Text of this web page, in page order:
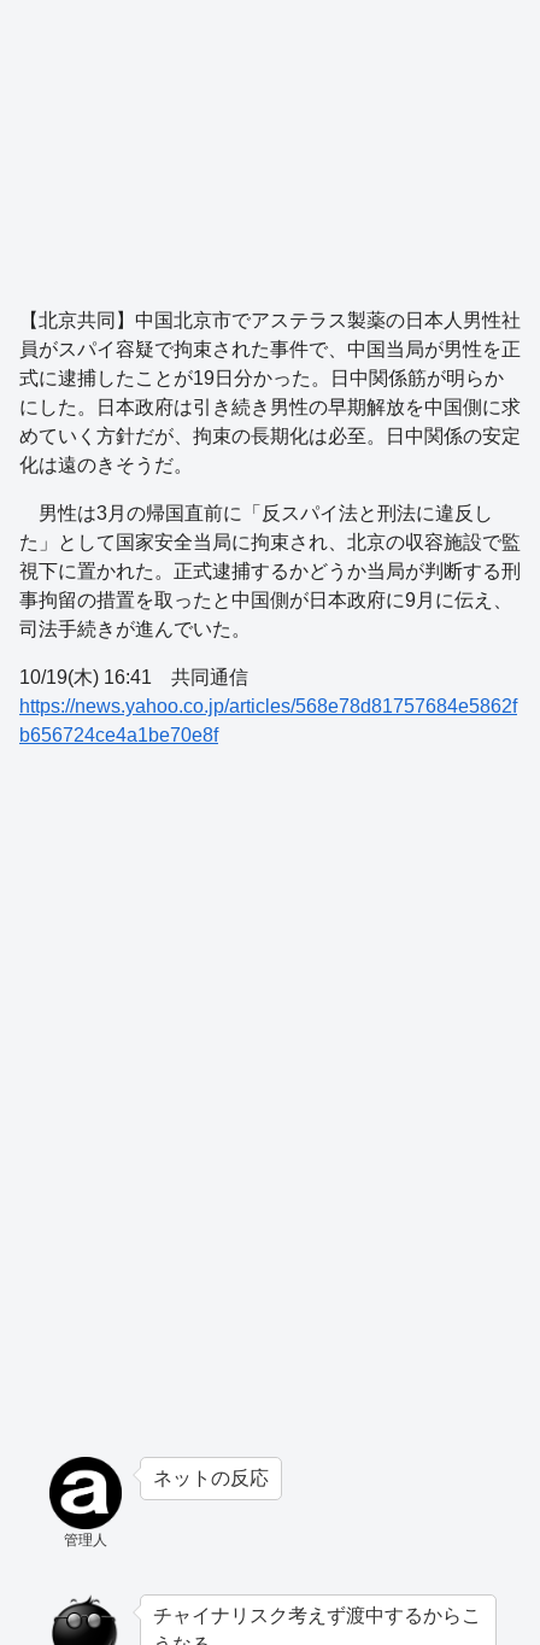
【北京共同】中国北京市でアステラス製薬の日本人男性社
員がスパイ容疑で拘束された事件で、中国当局が男性を正
式に逮捕したことが19日分かった。日中関係筋が明らか
にした。日本政府は引き続き男性の早期解放を中国側に求
めていく方針だが、拘束の長期化は必至。日中関係の安定
化は遠のきそうだ。
男性は3月の帰国直前に「反スパイ法と刑法に違反し
た」として国家安全当局に拘束され、北京の収容施設で監
視下に置かれた。正式逮捕するかどうか当局が判断する刑
事拘留の措置を取ったと中国側が日本政府に9月に伝え、
司法手続きが進んでいた。
10/19(木) 16:41 共同通信
https://news.yahoo.co.jp/articles/568e78d81757684e5862f
b656724ce4a1be70e8f
管理人
ネットの反応
チャイナリスク考えず渡中するからこ